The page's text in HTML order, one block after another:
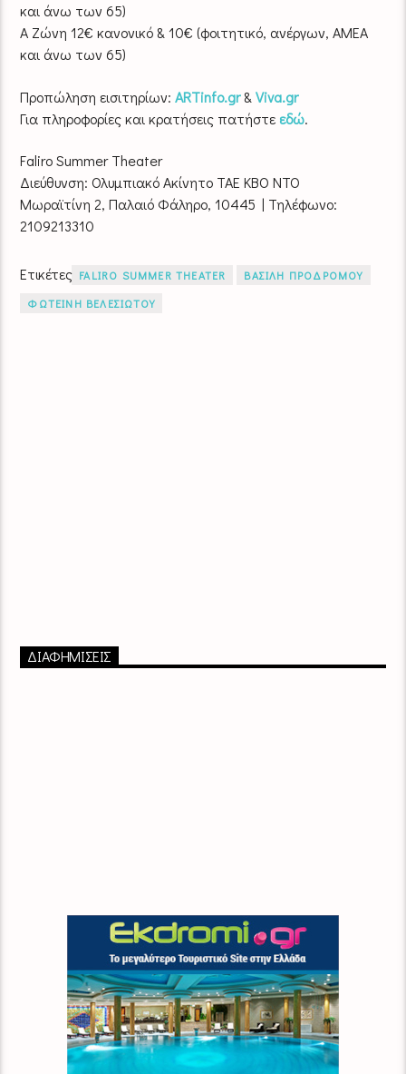
και άνω των 65)
Α Ζώνη 12€ κανονικό & 10€ (φοιτητικό, ανέργων, ΑΜΕΑ
και άνω των 65)
Προπώληση εισιτηρίων: ARTinfo.gr& Viva.gr
Για πληροφορίες και κρατήσεις πατήστε εδώ.
Faliro Summer Theater
Διεύθυνση: Ολυμπιακό Ακίνητο ΤΑΕ ΚΒΟ ΝΤΟ
Μωραϊτίνη 2, Παλαιό Φάληρο, 10445 | Τηλέφωνο:
2109213310
Ετικέτες FALIRO SUMMER THEATER
ΒΑΣΙΛΗ ΠΡΟΔΡΟΜΟΥ
ΦΩΤΕΙΝΗ ΒΕΛΕΣΙΩΤΟΥ
ΔΙΑΦΗΜΙΣΕΙΣ